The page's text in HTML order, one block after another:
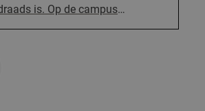
de campus
je onze 17 kunstopleidingen op
en architectuur onder één